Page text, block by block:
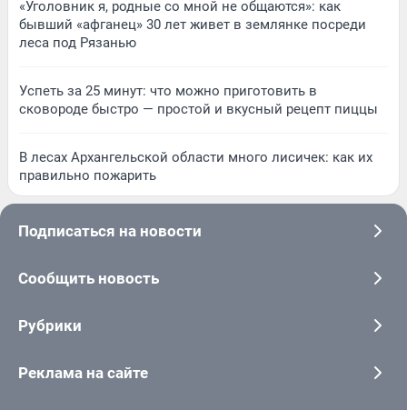
«Уголовник я, родные со мной не общаются»: как
бывший «афганец» 30 лет живет в землянке посреди
леса под Рязанью
Успеть за 25 минут: что можно приготовить в
сковороде быстро — простой и вкусный рецепт пиццы
В лесах Архангельской области много лисичек: как их
правильно пожарить
Подписаться на новости
Сообщить новость
Рубрики
Реклама на сайте